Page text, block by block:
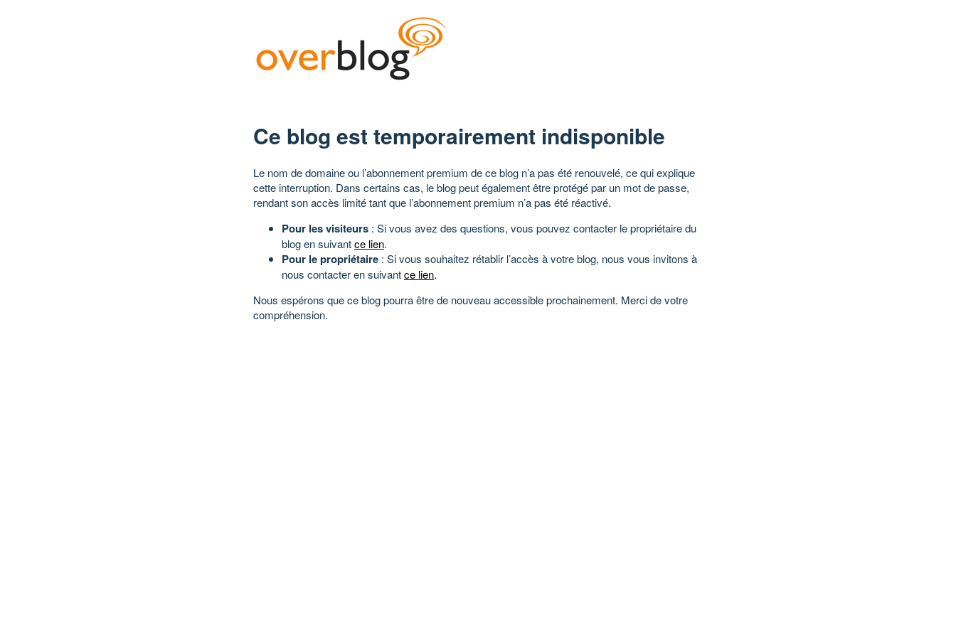
Ce blog est temporairement indisponible
Le nom de domaine ou l’abonnement premium de ce blog n’a pas été renouvelé, ce qui explique
cette interruption. Dans certains cas, le blog peut également être protégé par un mot de passe,
rendant son accès limité tant que l’abonnement premium n’a pas été réactivé.
Pour les visiteurs : Si vous avez des questions, vous pouvez contacter le propriétaire du
blog en suivantce lien.
Pour le propriétaire : Si vous souhaitez rétablir l’accès à votre blog, nous vous invitons à
nous contacter en suivantce lien.
Nous espérons que ce blog pourra être de nouveau accessible prochainement. Merci de votre
compréhension.